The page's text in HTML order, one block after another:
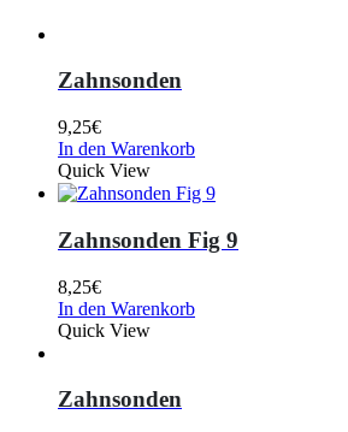
Zahnsonden
9,25€
In den Warenkorb
Quick View
Zahnsonden Fig 9
8,25€
In den Warenkorb
Quick View
Zahnsonden